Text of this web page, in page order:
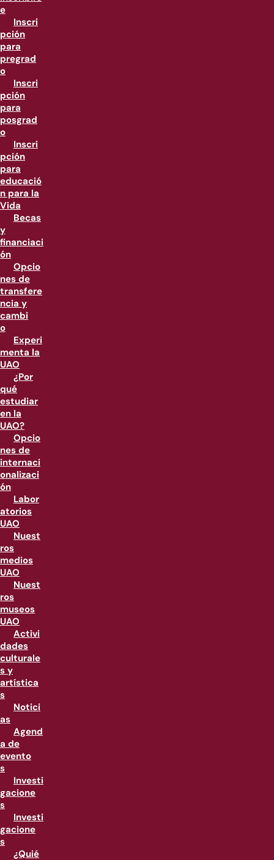
e
Inscri
pción
para
pregrad
o
Inscri
pción
para
posgrad
o
Inscri
pción
para
educació
n para la
Vida
Becas
y
financiaci
ón
Opcio
nes de
transfere
ncia y
cambi
o
Experi
menta la
UAO
¿Por
qué
estudiar
en la
UAO?
Opcio
nes de
internaci
onalizaci
ón
Labor
atorios
UAO
Nuest
ros
medios
UAO
Nuest
ros
museos
UAO
Activi
dades
culturale
s y
artística
s
Notici
as
Agend
a de
evento
s
Investi
gacione
s
Investi
gacione
s
¿Quié